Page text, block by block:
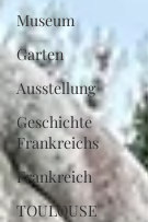
Museum
Garten
Ausstellung
Geschichte
Frankreichs
Frankreich
TOULOUSE